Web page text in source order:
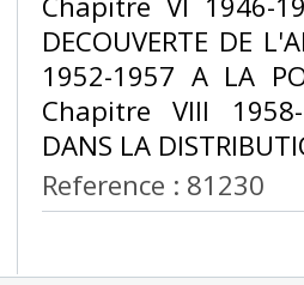
DECOUVERTE DE
1952-1957 A LA
Chapitre VIII
DANS LA
Reference : 81230